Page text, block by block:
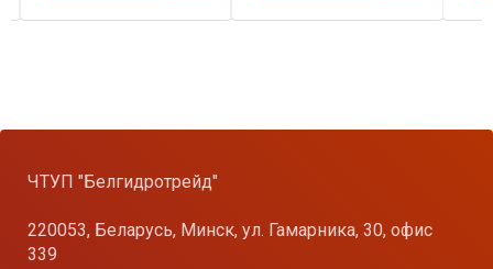
ЧТУП "Белгидротрейд"
220053, Беларусь, Минск, ул. Гамарника, 30, офис
339